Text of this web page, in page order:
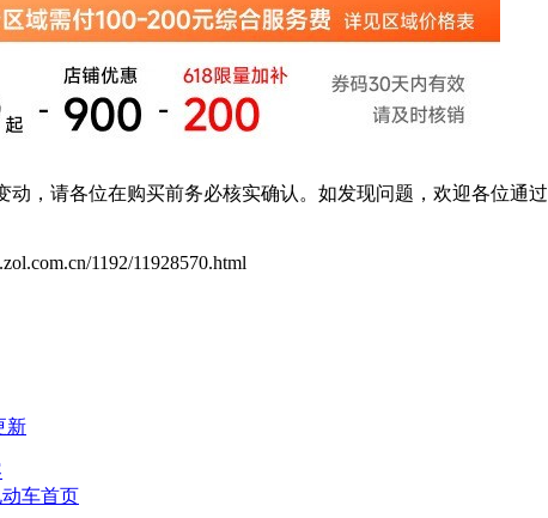
，请各位在购买前务必核实确认。如发现问题，欢迎各位通
1192/11928570.html
新
动车首页